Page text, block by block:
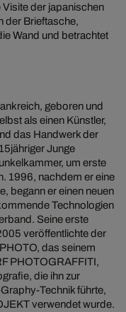
der japanischen
der Brieftasche,
Wand und betrachtet
geboren und
als einen Künstler,
das Handwerk der
Junge
um erste
1996, nachdem er eine
begann er einen neuen
Technologien
Seine erste
veröffentlichte der
das seinem
PHOTOGRAFFITI,
die ihn zur
Technik führte,
verwendet wurde.